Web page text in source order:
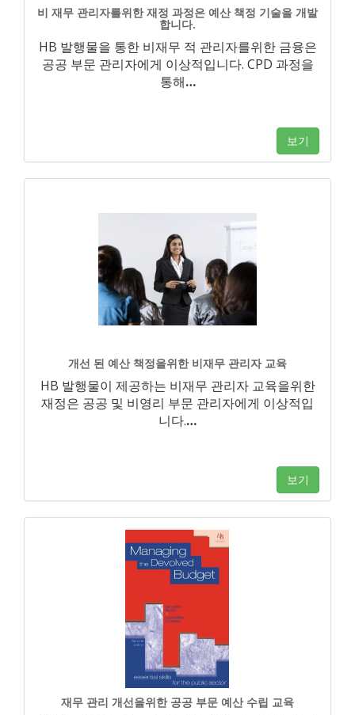
비 재무 관리자를위한 재정 과정은 예산 책정 기술을 개발
합니다.
HB 발행물을 통한 비재무 적 관리자를위한 금융은
공공 부문 관리자에게 이상적입니다. CPD 과정을
통해…
보기
개선 된 예산 책정을위한 비재무 관리자 교육
HB 발행물이 제공하는 비재무 관리자 교육을위한
재정은 공공 및 비영리 부문 관리자에게 이상적입
니다.…
보기
재무 관리 개선을위한 공공 부문 예산 수립 교육